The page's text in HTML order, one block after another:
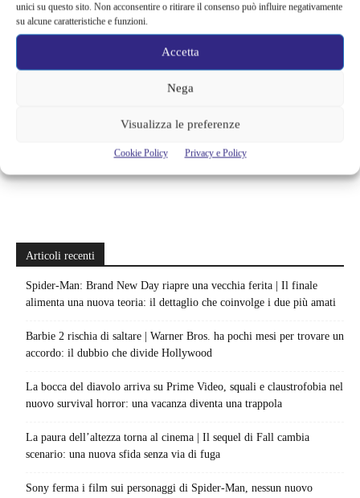
unici su questo sito. Non acconsentire o ritirare il consenso può influire negativamente
su alcune caratteristiche e funzioni.
Accetta
Nega
Visualizza le preferenze
Cookie Policy Privacy e Policy
Articoli recenti
Spider-Man: Brand New Day riapre una vecchia ferita | Il finale
alimenta una nuova teoria: il dettaglio che coinvolge i due più amati
Barbie 2 rischia di saltare | Warner Bros. ha pochi mesi per trovare un
accordo: il dubbio che divide Hollywood
La bocca del diavolo arriva su Prime Video, squali e claustrofobia nel
nuovo survival horror: una vacanza diventa una trappola
La paura dell’altezza torna al cinema | Il sequel di Fall cambia
scenario: una nuova sfida senza via di fuga
Sony ferma i film sui personaggi di Spider-Man, nessun nuovo